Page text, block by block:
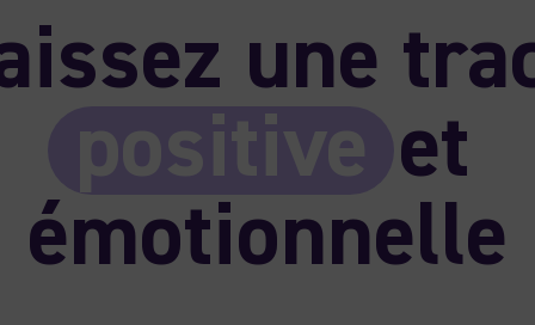
une
positive et
émotionnelle